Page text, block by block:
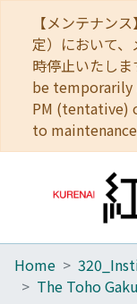
【メンテナン
定）において
時停止いたし
be temporarily
PM (tentative)
to
Home
Home